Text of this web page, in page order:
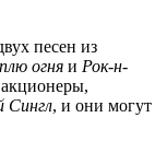
песен из
огня и Рок-н-
Сингл, и они могут